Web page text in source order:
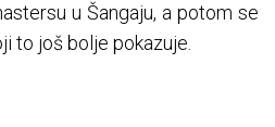
u Šangaju, a potom se
to još bolje pokazuje.